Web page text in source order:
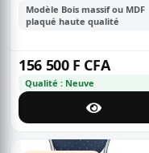
Modèle Bois massif ou MDF
plaqué haute qualité
156 500 F CFA
Qualité : Neuve